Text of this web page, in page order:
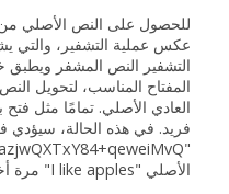
للحصول على النص الأصلي
عكس عملية التشفير، والتي
التشفير النص المشفر ويطبق
المفتاح المناسب، لتحويل
العادي الأصلي. تمامًا مثل
فريد. في هذه الحالة، سيؤدي
الأصلي "I like apples" مرة أخرى.